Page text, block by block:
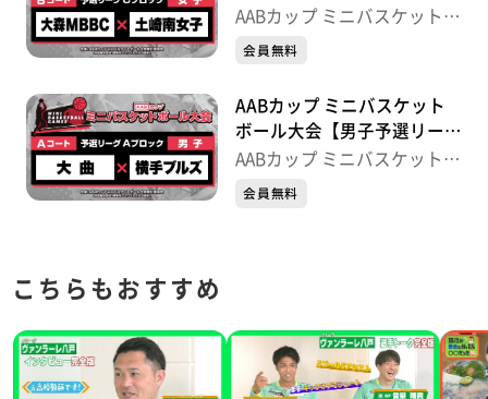
Cブロック】大森MBBC×土
AABカップ ミニバスケットボ
ール大会
会員無料
AABカップ ミニバスケット
ボール大会【男子予選リーグ
Aブロック】大曲×横手ブル
AABカップ ミニバスケットボ
ール大会
会員無料
こちらもおすすめ